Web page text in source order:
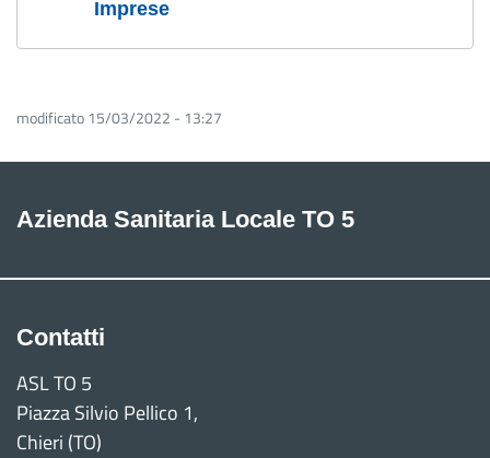
Imprese
modificato 15/03/2022 - 13:27
Azienda Sanitaria Locale TO 5
Contatti
ASL TO 5
Piazza Silvio Pellico 1,
Chieri (TO)